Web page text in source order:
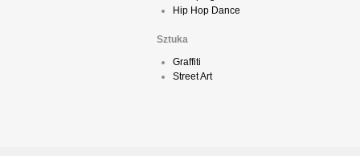
Hip Hop Dance
Sztuka
Graffiti
Street Art